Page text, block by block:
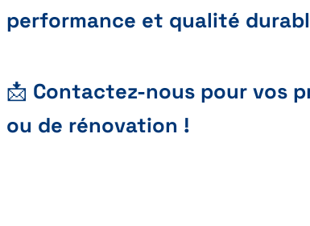
performance et qualité
📩 Contactez-nous pour vos
ou de rénovation !